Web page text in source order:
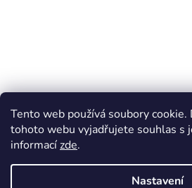
Tento web používá soubory cookie.
tohoto webu vyjadřujete souhlas s
informacízde.
Nastavení